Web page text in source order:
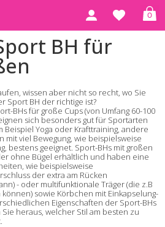
0
BH für
wissen aber nicht so recht, wo Sie
Sport BH der richtige ist?
BHs für große Cups (von Umfang 60-100
sich besonders gut für Sportarten
Beispiel Yoga oder Krafttraining, andere
viel Bewegung, wie beispielsweise
bestens geeignet. Sport-BHs mit großen
ohne Bügel erhältlich und haben eine
wie beispielsweise
der extra am Rücken
- oder multifunktionale Träger (die z.B
sowie Körbchen mit Einkapselung-
Eigenschaften der Sport-BHs
heraus, welcher Stil am besten zu